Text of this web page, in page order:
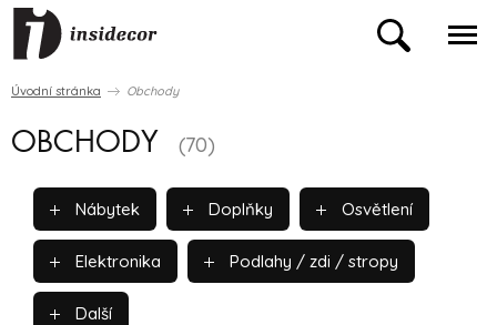
Úvodní stránka Obchody
OBCHODY (70)
Nábytek Doplňky Osvětlení
Elektronika Podlahy / zdi / stropy
Další